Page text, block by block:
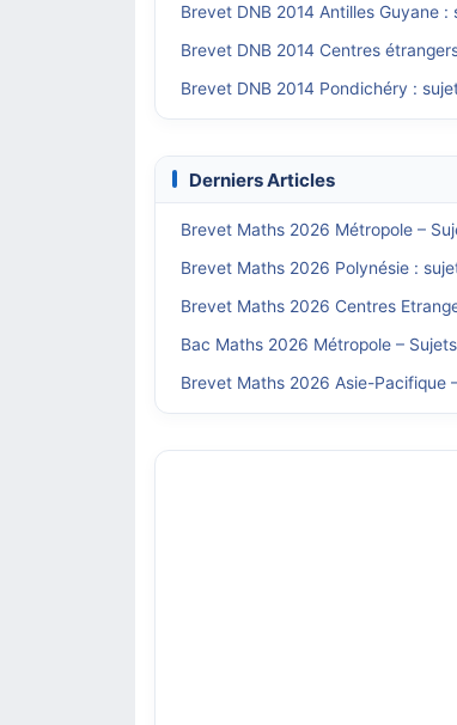
Brevet DNB 2014 Antilles Guyane
Brevet DNB 2014 Centres
Brevet DNB 2014 Pondichéry :
Derniers Articles
Brevet Maths 2026 Métropole –
Brevet Maths 2026 Polynésie :
Brevet Maths 2026 Centres
Bac Maths 2026 Métropole –
Brevet Maths 2026 Asie-Pacifique